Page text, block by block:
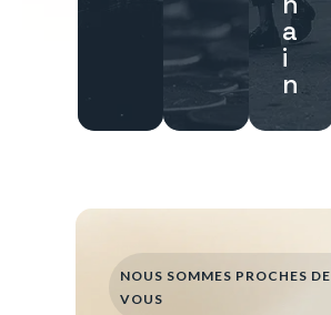
a
i
n
NOUS SOMMES PROCHES DE
VOUS